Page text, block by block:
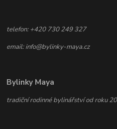
telefon: +420 730 249 327
email: info@bylinky-maya.cz
Bylinky Maya
tradiční rodinné bylinářství od roku